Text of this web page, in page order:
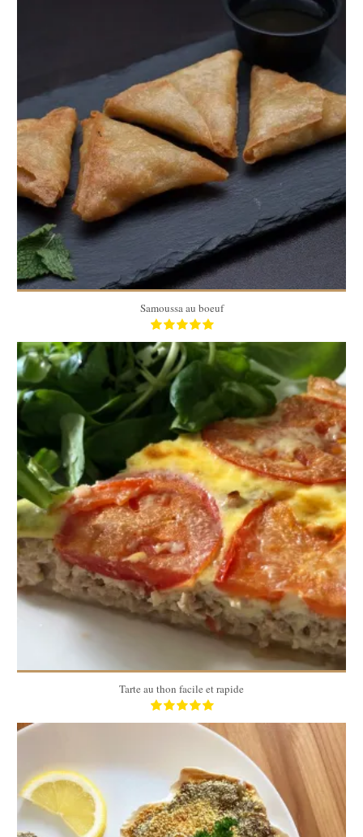
10
10
20 Min
Samoussa au boeuf
6 pers
25 Min
Tarte au thon facile et rapide